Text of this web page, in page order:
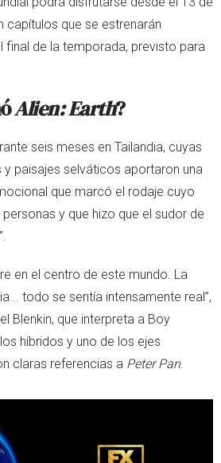
capítulos que se estrenarán
final de la temporada, previsto para
Alien: Earth?
seis meses en Tailandia, cuyas
paisajes selváticos aportaron una
que marcó el rodaje cuyo
y que hizo que el sudor de
en el centro de este mundo. La
todo se sentía intensamente real”,
Blenkin, que interpreta a Boy
híbridos y uno de los ejes
claras referencias a Peter Pan.